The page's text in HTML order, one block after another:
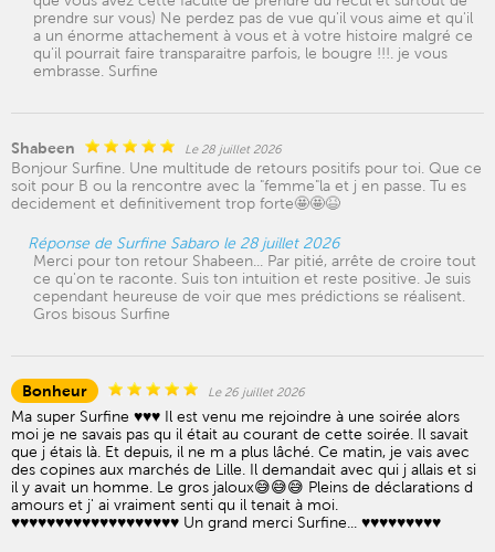
prendre sur vous) Ne perdez pas de vue qu'il vous aime et qu'il
a un énorme attachement à vous et à votre histoire malgré ce
qu'il pourrait faire transparaitre parfois, le bougre !!!. je vous
embrasse. Surfine
Shabeen Le 28 juillet 2026
Bonjour Surfine. Une multitude de retours positifs pour toi. Que ce
soit pour B ou la rencontre avec la "femme"la et j en passe. Tu es
decidement et definitivement trop forte🤩🤩😆
Réponse de Surfine Sabaro le 28 juillet 2026
Merci pour ton retour Shabeen... Par pitié, arrête de croire tout
ce qu'on te raconte. Suis ton intuition et reste positive. Je suis
cependant heureuse de voir que mes prédictions se réalisent.
Gros bisous Surfine
Bonheur Le 26 juillet 2026
Ma super Surfine ♥️♥️♥️ Il est venu me rejoindre à une soirée alors
moi je ne savais pas qu il était au courant de cette soirée. Il savait
que j étais là. Et depuis, il ne m a plus lâché. Ce matin, je vais avec
des copines aux marchés de Lille. Il demandait avec qui j allais et si
il y avait un homme. Le gros jaloux😅😅😅 Pleins de déclarations d
amours et j' ai vraiment senti qu il tenait à moi.
♥️♥️♥️♥️♥️♥️♥️♥️♥️♥️♥️♥️♥️♥️♥️♥️♥️♥️♥️ Un grand merci Surfine... ♥️♥️♥️♥️♥️♥️♥️♥️♥️